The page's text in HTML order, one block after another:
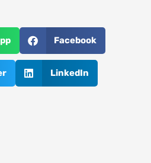
Facebook
LinkedIn